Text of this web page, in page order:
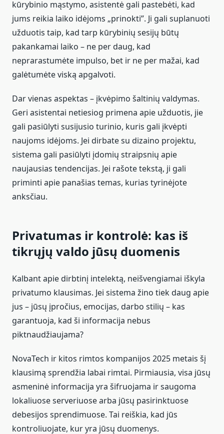
kūrybinio mąstymo, asistentė gali pastebėti, kad
jums reikia laiko idėjoms „prinokti”. Ji gali suplanuoti
užduotis taip, kad tarp kūrybinių sesijų būtų
pakankamai laiko – ne per daug, kad
neprarastumėte impulso, bet ir ne per mažai, kad
galėtumėte viską apgalvoti.
Dar vienas aspektas – įkvėpimo šaltinių valdymas.
Geri asistentai netiesiog primena apie užduotis, jie
gali pasiūlyti susijusio turinio, kuris gali įkvėpti
naujoms idėjoms. Jei dirbate su dizaino projektu,
sistema gali pasiūlyti įdomių straipsnių apie
naujausias tendencijas. Jei rašote tekstą, ji gali
priminti apie panašias temas, kurias tyrinėjote
anksčiau.
Privatumas ir kontrolė: kas iš
tikrųjų valdo jūsų duomenis
Kalbant apie dirbtinį intelektą, neišvengiamai iškyla
privatumo klausimas. Jei sistema žino tiek daug apie
jus – jūsų įpročius, emocijas, darbo stilių – kas
garantuoja, kad ši informacija nebus
piktnaudžiaujama?
NovaTech ir kitos rimtos kompanijos 2025 metais šį
klausimą sprendžia labai rimtai. Pirmiausia, visa jūsų
asmeninė informacija yra šifruojama ir saugoma
lokaliuose serveriuose arba jūsų pasirinktuose
debesijos sprendimuose. Tai reiškia, kad jūs
kontroliuojate, kur yra jūsų duomenys.